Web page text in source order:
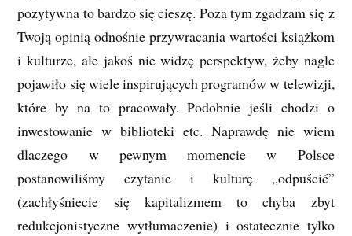
pozytywna to bardzo się cieszę. Poza tym zgadzam się z
Twoją opinią odnośnie przywracania wartości książkom
i kulturze, ale jakoś nie widzę perspektyw, żeby nagle
pojawiło się wiele inspirujących programów w telewizji,
które by na to pracowały. Podobnie jeśli chodzi o
inwestowanie w biblioteki etc. Naprawdę nie wiem
dlaczego w pewnym momencie w Polsce
postanowiliśmy czytanie i kulturę „odpuścić”
(zachłyśniecie się kapitalizmem to chyba zbyt
redukcjonistyczne wytłumaczenie) i ostatecznie tylko